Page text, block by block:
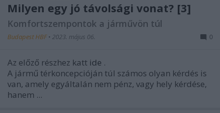
Milyen egy jó távolsági vonat? [3]
Komfortszempontok a járművön túl
Budapest HBF • 2023. május 06. 0
Az előző részhez katt ide .
A jármű térkoncepcióján túl számos olyan kérdés is
van, amely egyáltalán nem pénz, vagy hely kérdése,
hanem ...